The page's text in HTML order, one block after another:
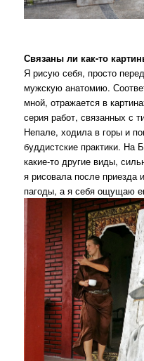
Связаны ли как-то
Я рисую себя, просто
мужскую анатомию.
мной, отражается в
серия работ, связанных с
Непале, ходила в горы и
буддистские практики. На
какие-то другие виды,
я рисовала после приезда
пагоды, а я себя ощущаю